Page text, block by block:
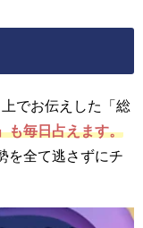
でお伝えした「総
も毎日占えます。
を全て逃さずにチ